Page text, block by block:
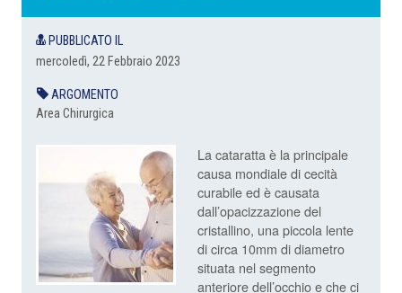
PUBBLICATO IL
mercoledì, 22 Febbraio 2023
ARGOMENTO
Area Chirurgica
La cataratta è la principale
causa mondiale di cecità
curabile ed è causata
dall’opacizzazione del
cristallino, una piccola lente
di circa 10mm di diametro
situata nel segmento
anteriore dell’occhio e che ci